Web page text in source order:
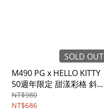
SOLD OUT
M490 PG x HELLO KITTY
50週年限定 甜漾彩格 斜背
長夾 紫色
NT$980
NT$686